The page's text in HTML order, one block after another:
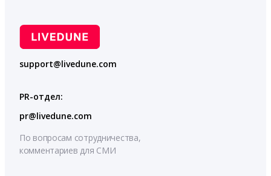
support@livedune.com
PR-отдел:
pr@livedune.com
По вопросам сотрудничества,
комментариев для СМИ